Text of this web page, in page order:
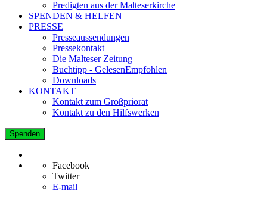
Predigten aus der Malteserkirche
SPENDEN & HELFEN
PRESSE
Presseaussendungen
Pressekontakt
Die Malteser Zeitung
Buchtipp - GelesenEmpfohlen
Downloads
KONTAKT
Kontakt zum Großpriorat
Kontakt zu den Hilfswerken
Spenden
Facebook
Twitter
E-mail